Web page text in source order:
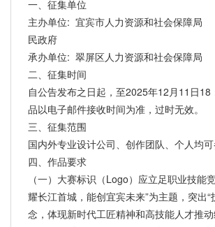
一、征集单位
主办单位: 宜宾市人力资源和社会保障局
民政府
承办单位: 翠屏区人力资源和社会保障局
二、征集时间
自公告发布之日起，至2025年12月11日18
品以电子邮件接收时间为准，过时无效。
三、征集范围
国内外专业设计公司、创作团队、个人均可
四、作品要求
（一）大赛标识（Logo）应立足职业技能
耀长江首城，能创宜宾未来”为主题，突出“
念，体现新时代工匠精神和高技能人才推